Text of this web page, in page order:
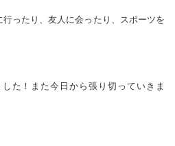
ったり、友人に会ったり、スポーツを
た！また今日から張り切っていきま